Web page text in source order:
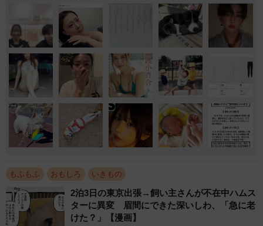
もふもふ おもしろ いきもの
2泊3日の東京出張→飼い主さんが不在中ハムス
ターに異変 眉間にできた深いしわ、「急に老
けた？」【漫画】